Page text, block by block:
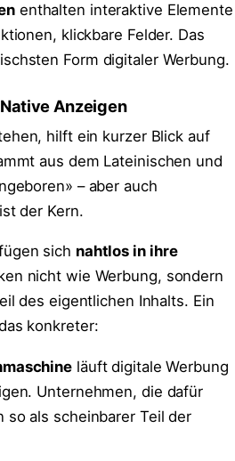
enthalten interaktive Elemente
klickbare Felder. Das
Form digitaler Werbung.
Anzeigen
hilft ein kurzer Blick auf
aus dem Lateinischen und
– aber auch
der Kern.
sich nahtlos in ihre
nicht wie Werbung, sondern
des eigentlichen Inhalts. Ein
konkreter:
läuft digitale Werbung
Unternehmen, die dafür
so als scheinbarer Teil der